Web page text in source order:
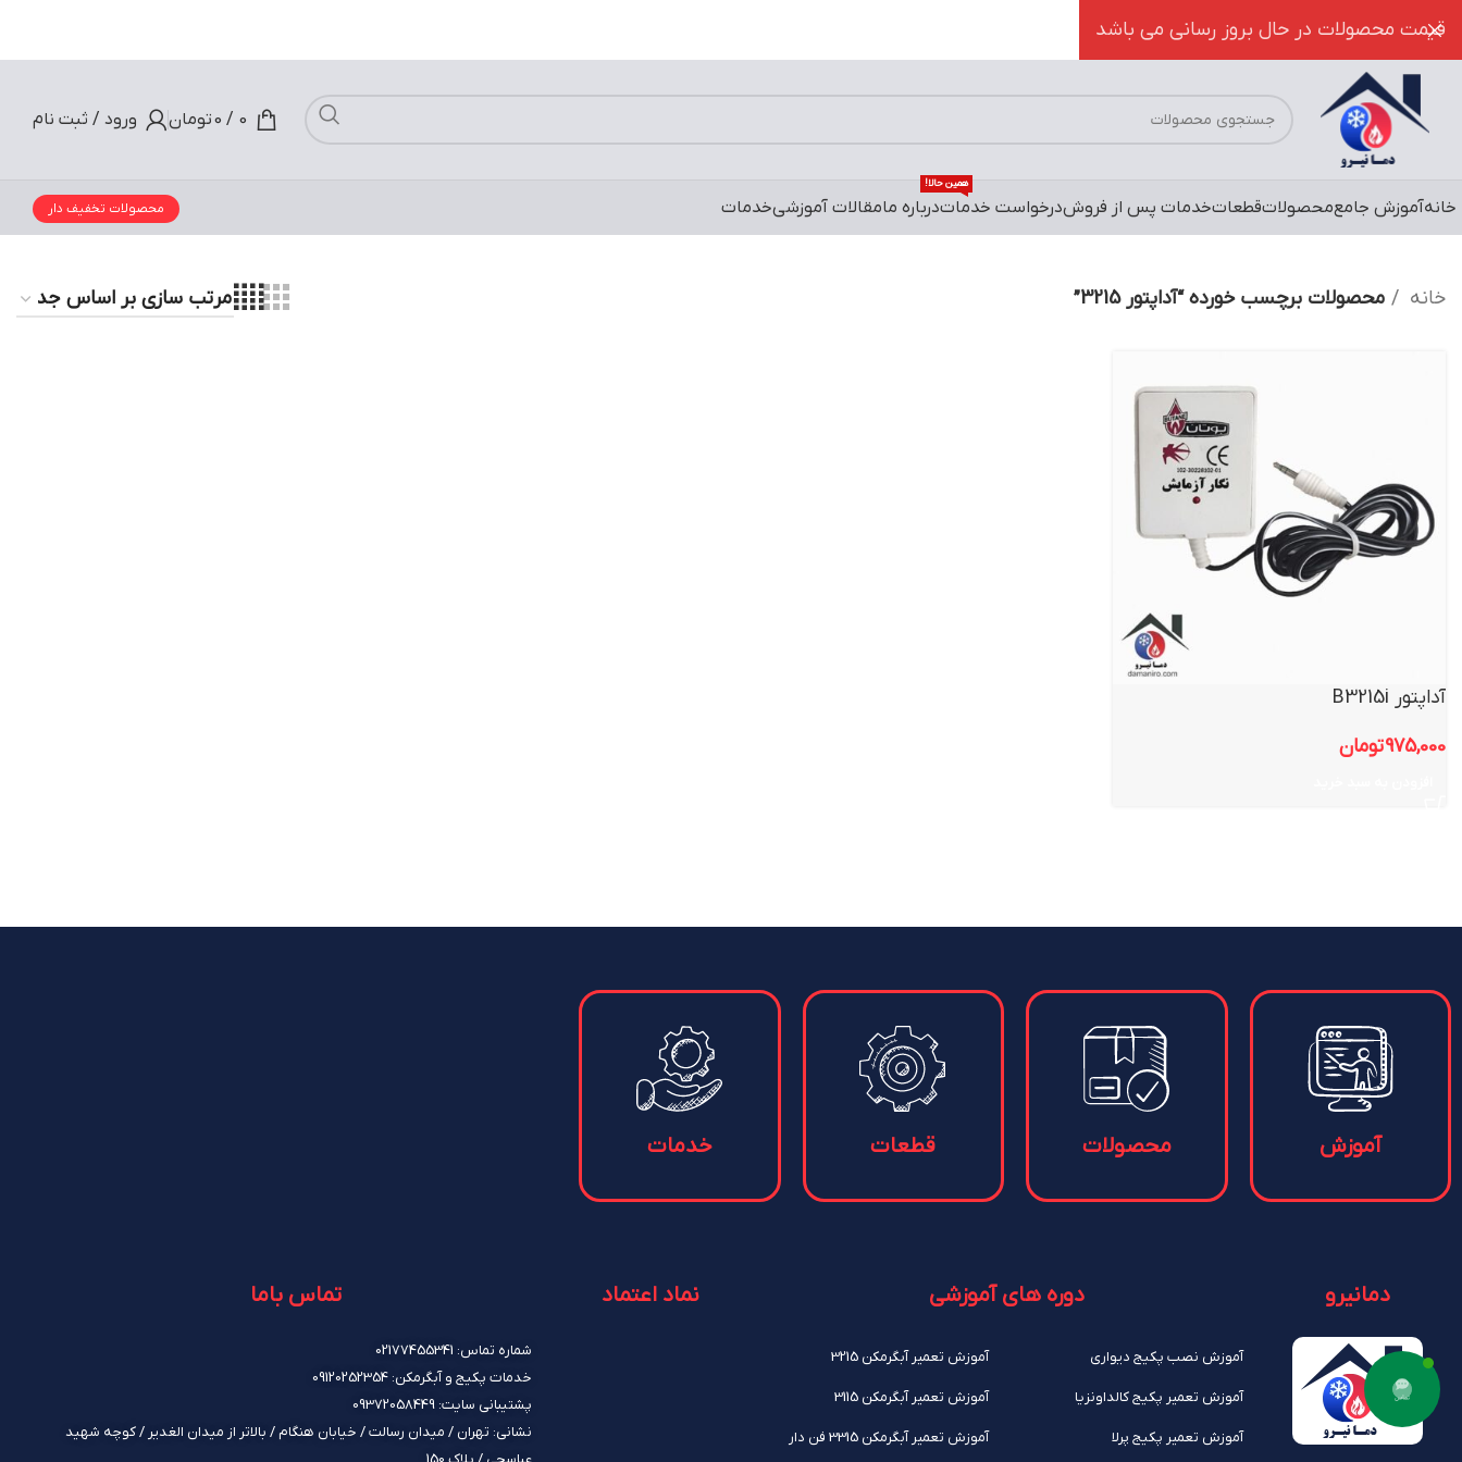
0
/
0تومان ورود / ثبت نام
خانهآموزش جامعمحصولاتقطعاتخدمات پس از فروشدرخواست خدمات
همین حالا!
درباره مامقالات آموزشیخدمات محصولات تخفیف دار
خانه محصولات برچسب خورده “آداپتور 3215”
آداپتور B3215i
975,000تومان
آموزش محصولات قطعات خدمات
دمانیرو دوره های آموزشی
آموزش نصب پکیج دیواری
آموزش تعمیر پکیج کالداونزیا
آموزش تعمیر پکیج پرلا
آموزش تعمیر آبگرمکن 3215
آموزش تعمیر آبگرمکن 3115
آموزش تعمیر آبگرمکن 3315 فن دار
نماد اعتماد تماس باما
شماره تماس: 02177455341
خدمات پکیج و آبگرمکن: 09120252354
پشتیبانی سایت: 09372058449
نشانی: تهران / میدان رسالت / خیابان هنگام / بالاتر از میدان الغدیر / کوچه شهید
قیمت محصولات در حال بروز رسانی می باشد